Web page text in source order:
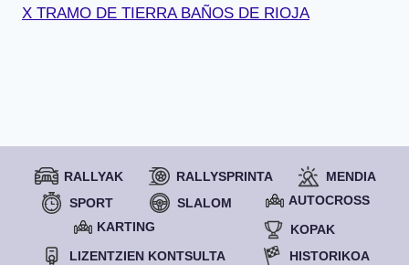
X TRAMO DE TIERRA BAÑOS DE RIOJA
RALLYAK RALLYSPRINTA
MENDIA
SPORT
SLALOM
AUTOCROSS
KARTING
KOPAK
LIZENTZIEN KONTSULTA
HISTORIKOA